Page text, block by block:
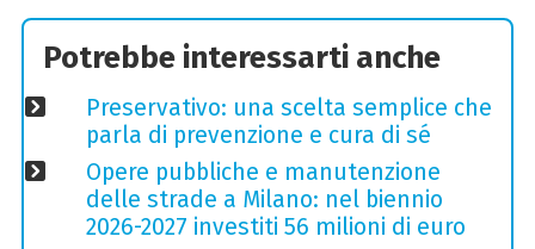
Potrebbe interessarti anche
Preservativo: una scelta semplice che
parla di prevenzione e cura di sé
Opere pubbliche e manutenzione
delle strade a Milano: nel biennio
2026-2027 investiti 56 milioni di euro